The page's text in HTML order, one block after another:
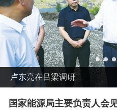
卢东亮在吕梁调研
国家能源局主要负责人会